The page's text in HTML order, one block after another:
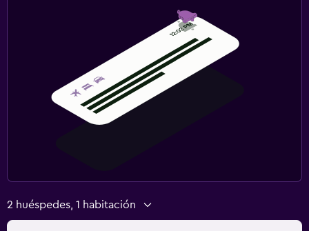
2 huéspedes, 1 habitación